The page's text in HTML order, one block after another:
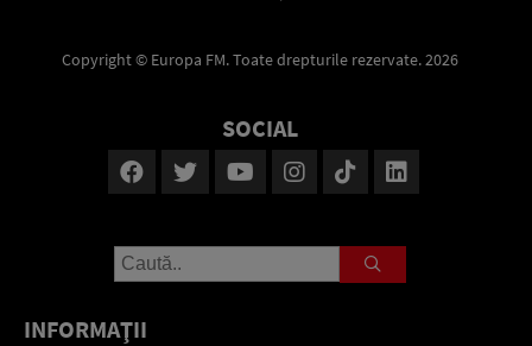
Copyright © Europa FM. Toate drepturile rezervate. 2026
SOCIAL
INFORMAŢII